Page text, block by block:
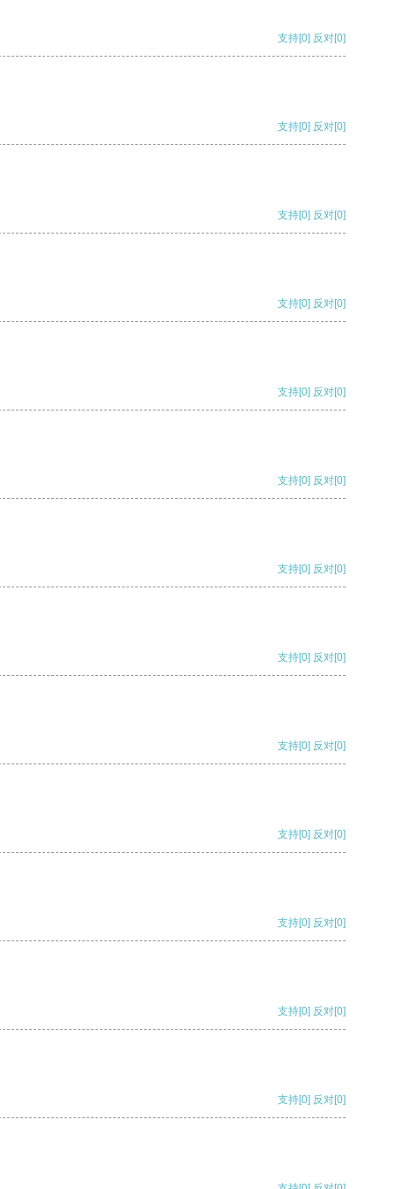
支持[0] 反对[0]
支持[0] 反对[0]
支持[0] 反对[0]
支持[0] 反对[0]
支持[0] 反对[0]
支持[0] 反对[0]
支持[0] 反对[0]
支持[0] 反对[0]
支持[0] 反对[0]
支持[0] 反对[0]
支持[0] 反对[0]
支持[0] 反对[0]
支持[0] 反对[0]